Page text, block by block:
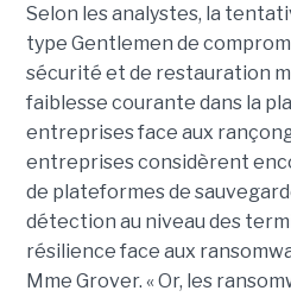
Selon les analystes, la
type Gentlemen de
sécurité et de restauration
faiblesse courante dans la
entreprises face aux
entreprises considèrent
de plateformes de
détection au niveau des
résilience face aux
Mme Grover. « Or, les